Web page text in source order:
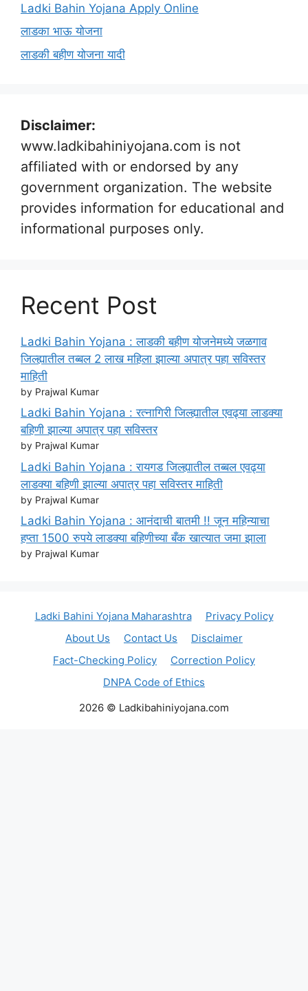
Ladki Bahin Yojana Apply Online
लाडका भाऊ योजना
लाडकी बहीण योजना यादी
Disclaimer:
www.ladkibahiniyojana.com is not
affiliated with or endorsed by any
government organization. The website
provides information for educational and
informational purposes only.
Recent Post
Ladki Bahin Yojana : लाडकी बहीण योजनेमध्ये जळगाव
जिल्ह्यातील तब्बल 2 लाख महिला झाल्या अपात्र पहा सविस्तर
माहिती
by Prajwal Kumar
Ladki Bahin Yojana : रत्नागिरी जिल्ह्यातील एवढ्या लाडक्या
बहिणी झाल्या अपात्र पहा सविस्तर
by Prajwal Kumar
Ladki Bahin Yojana : रायगड जिल्ह्यातील तब्बल एवढ्या
लाडक्या बहिणी झाल्या अपात्र पहा सविस्तर माहिती
by Prajwal Kumar
Ladki Bahin Yojana : आनंदाची बातमी !! जून महिन्याचा
हप्ता 1500 रुपये लाडक्या बहिणीच्या बँक खात्यात जमा झाला
by Prajwal Kumar
Ladki Bahini Yojana Maharashtra
Privacy Policy
About Us
Contact Us
Disclaimer
Fact-Checking Policy
Correction Policy
DNPA Code of Ethics
2026 © Ladkibahiniyojana.com